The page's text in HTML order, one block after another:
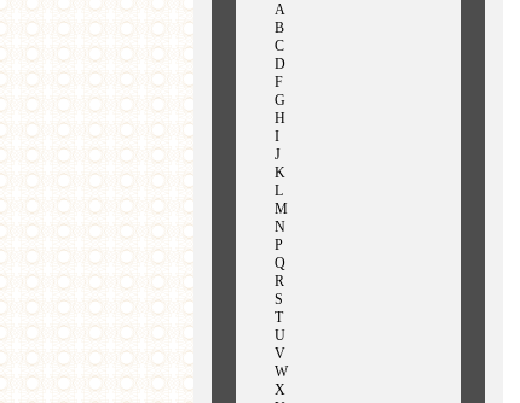
A
B
C
D
F
G
H
I
J
K
L
M
N
P
Q
R
S
T
U
V
W
X